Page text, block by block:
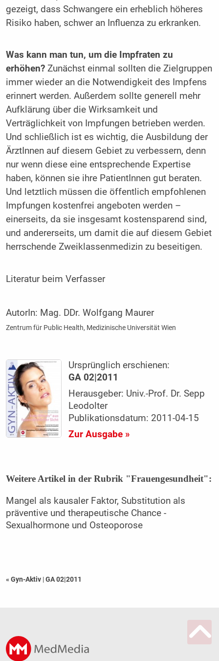
gezeigt, dass Schwangere ein erheblich höheres
Risiko haben, schwer an Influenza zu erkranken.
Was kann man tun, um die Impfraten zu
erhöhen?Zunächst einmal sollten die Zielgruppen
immer wieder an die Notwendigkeit des Impfens
erinnert werden. Außerdem sollte generell mehr
Aufklärung über die Wirksamkeit und
Verträglichkeit von Impfungen betrieben werden.
Und schließlich ist es wichtig, die Ausbildung der
ÄrztInnen auf diesem Gebiet zu verbessern, denn
nur wenn diese eine entsprechende Expertise
haben, können sie ihre PatientInnen gut beraten.
Und letztlich müssen die öffentlich empfohlenen
Impfungen kostenfrei angeboten werden –
einerseits, da sie insgesamt kostensparend sind,
und andererseits, um damit die auf diesem Gebiet
herrschende Zweiklassenmedizin zu beseitigen.
Literatur beim Verfasser
AutorIn: Mag. DDr. Wolfgang Maurer
Zentrum für Public Health, Medizinische Universität Wien
Ursprünglich erschienen:
GA 02|2011
Herausgeber: Univ.-Prof. Dr. Sepp
Leodolter
Publikationsdatum: 2011-04-15
Zur Ausgabe »
Weitere Artikel in der Rubrik "Frauengesundheit":
Mangel als kausaler Faktor, Substitution als
präventive und therapeutische Chance -
Sexualhormone und Osteoporose
« Gyn-Aktiv |GA 02|2011